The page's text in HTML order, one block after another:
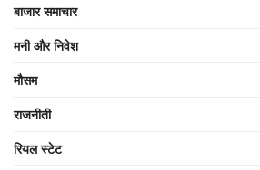
बाजार समाचार
मनी और निवेश
मौसम
राजनीती
रियल स्टेट